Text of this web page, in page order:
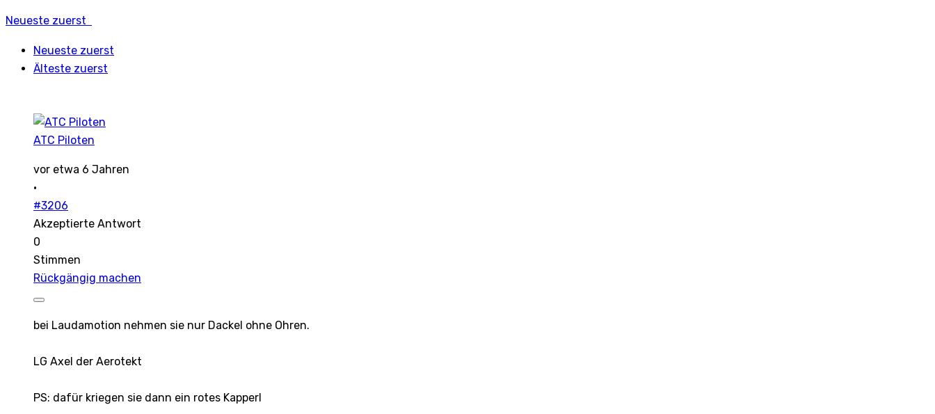
Neueste zuerst
Neueste zuerst
Älteste zuerst
ATC Piloten
vor etwa 6 Jahren
·
#3206
Akzeptierte Antwort
0
Stimmen
Rückgängig machen
bei Laudamotion nehmen sie nur Dackel ohne Ohren.
LG Axel der Aerotekt
PS: dafür kriegen sie dann ein rotes Kapperl